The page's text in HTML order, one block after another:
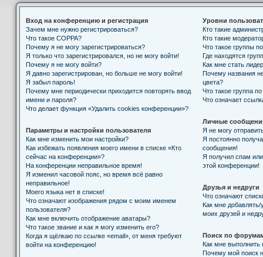
Вход на конференцию и регистрация
Зачем мне нужно регистрироваться?
Что такое COPPA?
Почему я не могу зарегистрироваться?
Я только что зарегистрировался, но не могу войти!
Почему я не могу войти?
Я давно зарегистрирован, но больше не могу войти!
Я забыл пароль!
Почему мне периодически приходится повторять ввод
имени и пароля?
Что делает функция «Удалить cookies конференции»?
Параметры и настройки пользователя
Как мне изменить мои настройки?
Как избежать появления моего имени в списке «Кто
сейчас на конференции»?
На конференции неправильное время!
Я изменил часовой пояс, но время всё равно
неправильное!
Моего языка нет в списке!
Что означают изображения рядом с моим именем
пользователя?
Как мне включить отображение аватары?
Что такое звание и как я могу изменить его?
Когда я щёлкаю по ссылке «email», от меня требуют
войти на конференцию!
Уровни
Кто такие
Кто такие
Что такое группы
Где находятся
Как мне стать
Почему названия
цвета?
Что такое группа
Что означает
Личные
Я не могу
Я постоянно
сообщения!
Я получил спам или
этой конференции!
Друзья и недруги
Что означают
Как мне добавлять/
моих друзей и
Поиск по
Как мне
Почему мой поиск